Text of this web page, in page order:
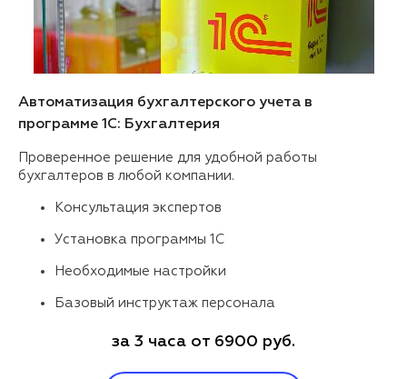
Автоматизация бухгалтерского учета в
программе 1С: Бухгалтерия
Проверенное решение для удобной работы
бухгалтеров в любой компании.
Консультация экспертов
Установка программы 1С
Необходимые настройки
Базовый инструктаж персонала
за 3 часа от 6900 руб.